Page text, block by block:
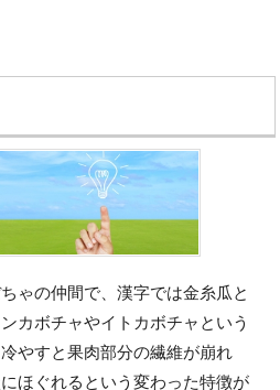
ゃの仲間で、漢字では金糸瓜と
カボチャやイトカボチャという
やすと果肉部分の繊維が崩れ
ほぐれるという変わった特徴が